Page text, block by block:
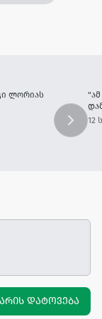
ლორიას
12
დატოვება